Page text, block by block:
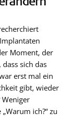
Moment, der
sich das
erst mal ein
gibt, wieder
Weniger
ich?“ zu